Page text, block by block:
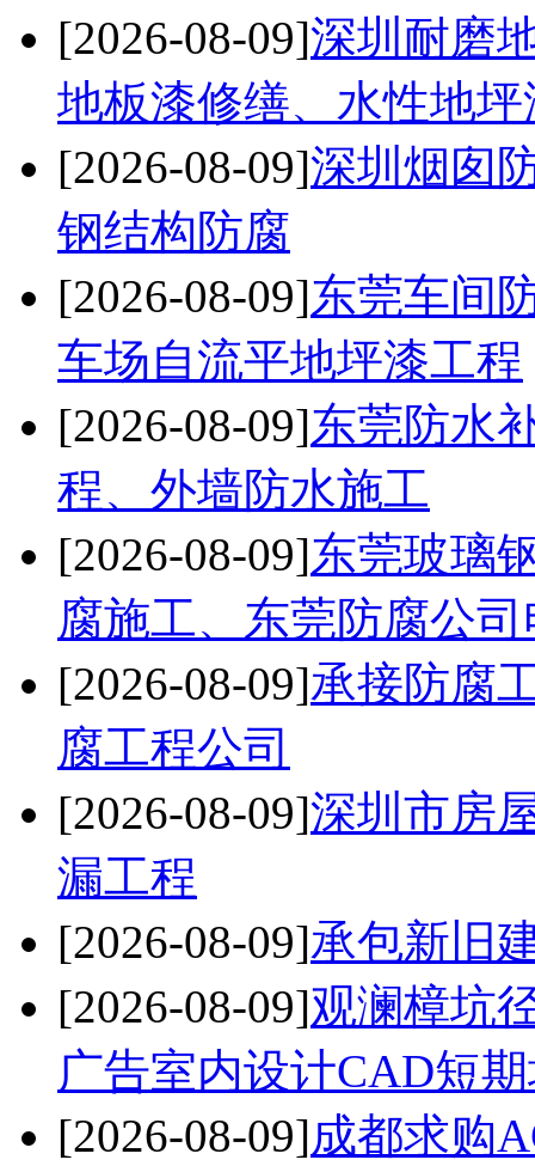
[2026-08-09]深圳耐磨
地板漆修缮、水性地
[2026-08-09]深圳烟囱
钢结构防腐
[2026-08-09]东莞车间
车场自流平地坪漆工程
[2026-08-09]东莞防水
程、外墙防水施工
[2026-08-09]东莞玻璃
腐施工、东莞防腐公
[2026-08-09]承接防腐
腐工程公司
[2026-08-09]深圳市房
漏工程
[2026-08-09]承包新旧
[2026-08-09]观澜樟坑
广告室内设计CAD短
[2026-08-09]成都求购